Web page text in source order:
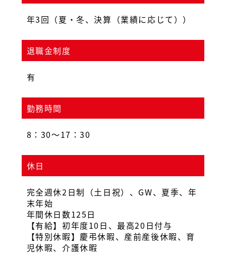
年3回（夏・冬、決算（業績に応じて））
退職金制度
有
勤務時間
8：30〜17：30
休日
完全週休2日制（土日祝）、GW、夏季、年
末年始
年間休日数125日
【有給】初年度10日、最高20日付与
【特別休暇】慶弔休暇、産前産後休暇、育
児休暇、介護休暇